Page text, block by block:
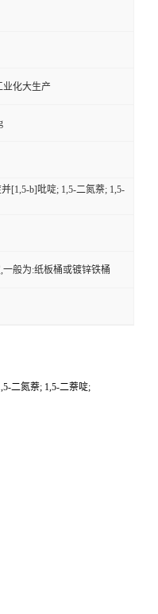
业化大生产
[1,5-b]吡啶; 1,5-二氮萘; 1,5-
般为:纸板桶或镀锌铁桶
二氮萘; 1,5-二萘啶;